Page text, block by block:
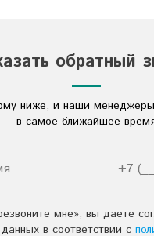
средства
обратный
ниже, и наши
в самое ближайшее
мне», вы даете
в соответствии с